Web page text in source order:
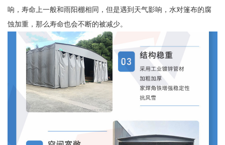
响，寿命上一般和雨阳棚相同，但是遇到天气影响，水对篷布的腐
蚀加重，那么寿命也会不断的被减少。